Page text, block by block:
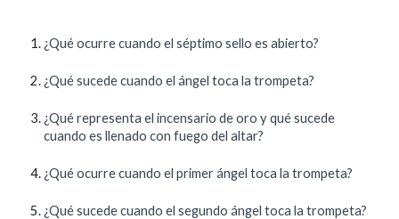
¿Qué ocurre cuando el séptimo sello es abierto?
¿Qué sucede cuando el ángel toca la trompeta?
¿Qué representa el incensario de oro y qué sucede
cuando es llenado con fuego del altar?
¿Qué ocurre cuando el primer ángel toca la trompeta?
¿Qué sucede cuando el segundo ángel toca la trompeta?